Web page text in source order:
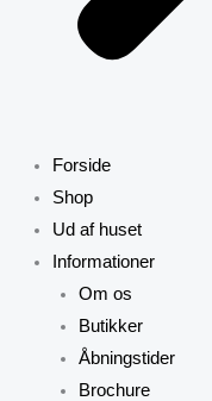
Forside
Shop
Ud af huset
Informationer
Om os
Butikker
Åbningstider
Brochure